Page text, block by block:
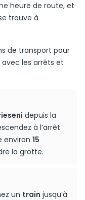
heure de route, et
trouve à
de transport pour
les arrêts et
depuis la
à l’arrêt
environ 15
la grotte.
un train jusqu’à